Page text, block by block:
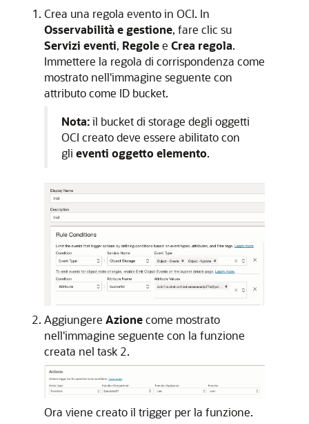
Crea una regola evento in OCI. In
Osservabilità e gestione, fare clic su
Servizi eventi, Regolee Crea regola.
Immettere la regola di corrispondenza come
mostrato nell'immagine seguente con
attributo come ID bucket.
Nota:il bucket di storage degli oggetti
OCI creato deve essere abilitato con
gli eventi oggetto elemento.
Aggiungere Azionecome mostrato
nell'immagine seguente con la funzione
creata nel task 2.
Ora viene creato il trigger per la funzione.